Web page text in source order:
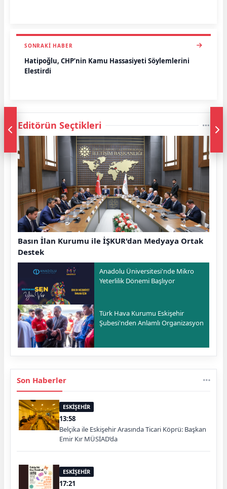
SONRAKI HABER
Hatipoğlu, CHP’nin Kamu Hassasiyeti Söylemlerini
Eleştirdi
Editörün Seçtikleri
Basın İlan Kurumu ile İŞKUR'dan Medyaya Ortak
Destek
Anadolu Üniversitesi'nde Mikro
Yeterlilik Dönemi Başlıyor
Türk Hava Kurumu Eskişehir
Şubesi'nden Anlamlı Organizasyon
Son Haberler
ESKİŞEHİR
13:58
Belçika ile Eskişehir Arasında Ticari Köprü: Başkan
Emir Kır MÜSİAD’da
ESKİŞEHİR
17:21